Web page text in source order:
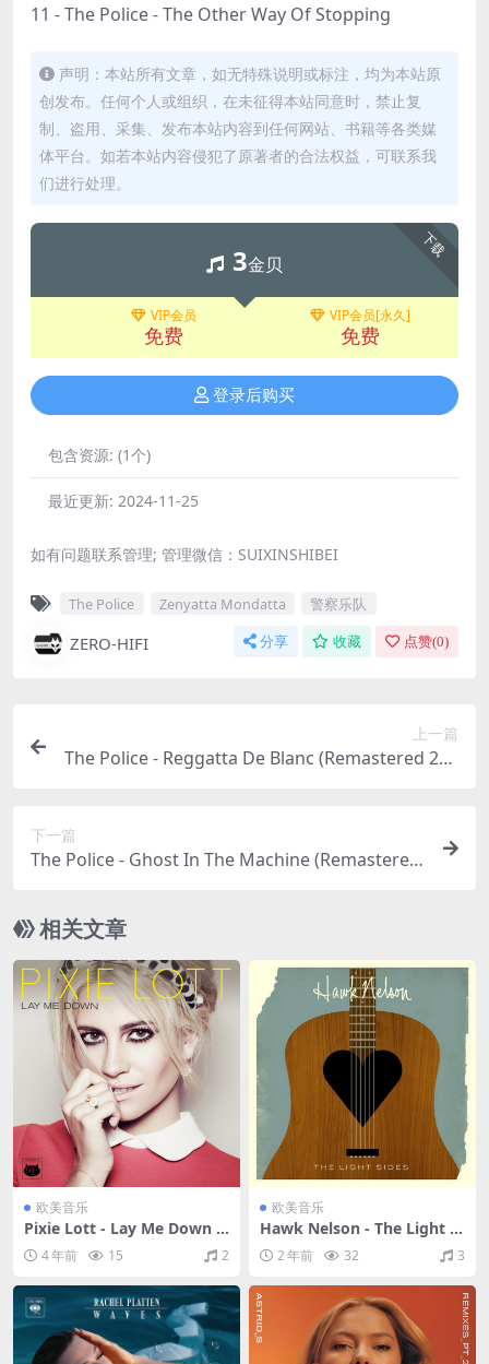
11 - The Police - The Other Way Of Stopping
声明：本站所有文章，如无特殊说明或标注，均为本站原
创发布。任何个人或组织，在未征得本站同意时，禁止复
制、盗用、采集、发布本站内容到任何网站、书籍等各类媒
体平台。如若本站内容侵犯了原著者的合法权益，可联系我
们进行处理。
下载
3金贝
VIP会员
免费
VIP会员[永久]
免费
登录后购买
包含资源: (1个)
最近更新: 2024-11-25
如有问题联系管理; 管理微信：SUIXINSHIBEI
The Police Zenyatta Mondatta 警察乐队
ZERO-HIFI 分享 收藏 点赞(0)
上一篇
The Police - Reggatta De Blanc (Remastered 200
下一篇
The Police - Ghost In The Machine (Remastered
相关文章
欧美音乐
Pixie Lott - Lay Me Down E
P（2014/FLAC/EP分轨/92.1
M）4 年前 15 2
欧美音乐
Hawk Nelson - The Light Si
des（2011/FLAC/分轨/292
M）2 年前 32 3